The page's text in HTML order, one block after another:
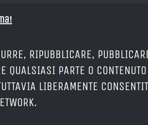
RIPUBBLICARE,
QUALSIASI PARTE O
LIBERAMENTE